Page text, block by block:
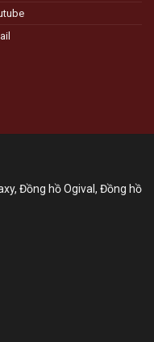
Đồng hồ Ogival, Đồng hồ